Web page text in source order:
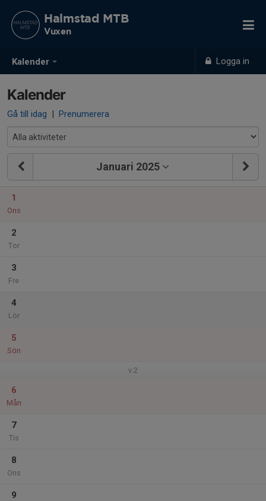
Kalender Logga in
Halmstad MTB
Vuxen
Kalender
Gå till idag | Prenumerera
Januari 2025
1
Ons
2
Tor
3
Fre
4
Lör
5
Sön
v.2
6
Mån
7
Tis
8
Ons
9